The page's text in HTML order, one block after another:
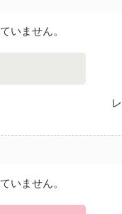
いません。
いません。